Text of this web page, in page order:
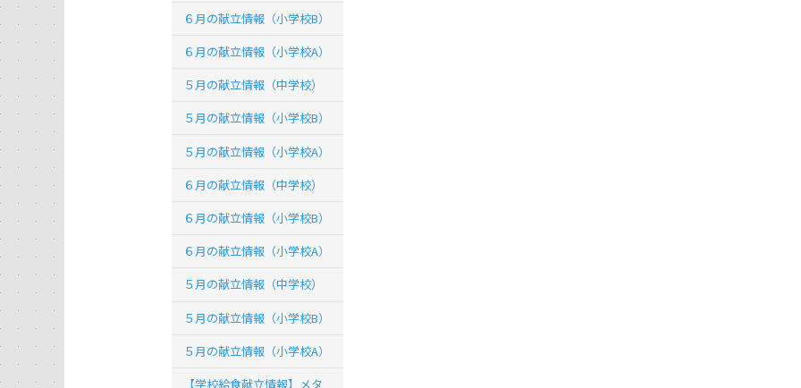
６月の献立情報（小学校B）
６月の献立情報（小学校A）
５月の献立情報（中学校）
５月の献立情報（小学校B）
５月の献立情報（小学校A）
６月の献立情報（中学校）
６月の献立情報（小学校B）
６月の献立情報（小学校A）
５月の献立情報（中学校）
５月の献立情報（小学校B）
５月の献立情報（小学校A）
【学校給食献立情報】メタ